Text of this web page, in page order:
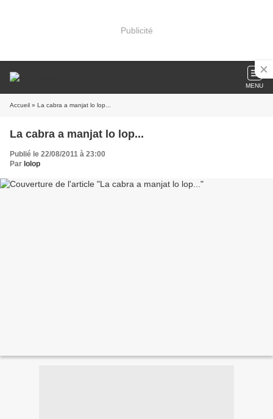
Publicité
MENU
Accueil » La cabra a manjat lo lop...
La cabra a manjat lo lop...
Publié le 22/08/2011 à 23:00
Par lolop